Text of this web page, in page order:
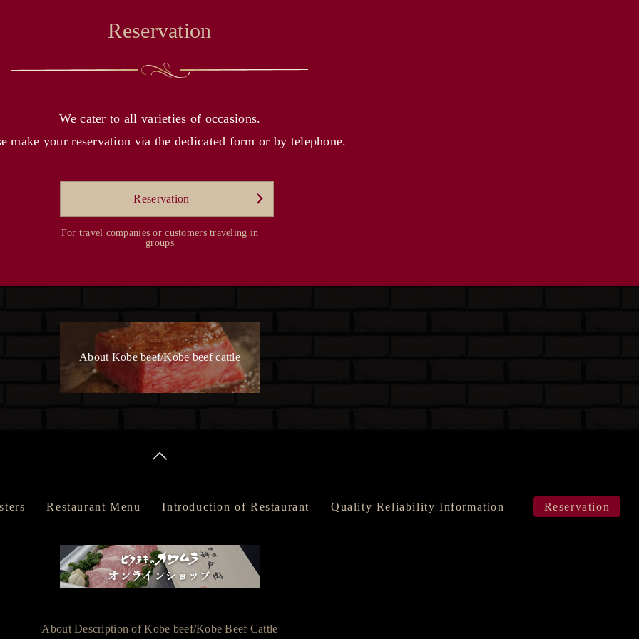
Reservation
We cater to all varieties of occasions.
make your reservation via the dedicated form or by telephone.
Reservation
For travel companies or customers traveling in
groups
About Kobe beef/Kobe beef cattle
Restaurant Menu Introduction of Restaurant Quality Reliability Information Reservation
About Description of Kobe beef/Kobe Beef Cattle